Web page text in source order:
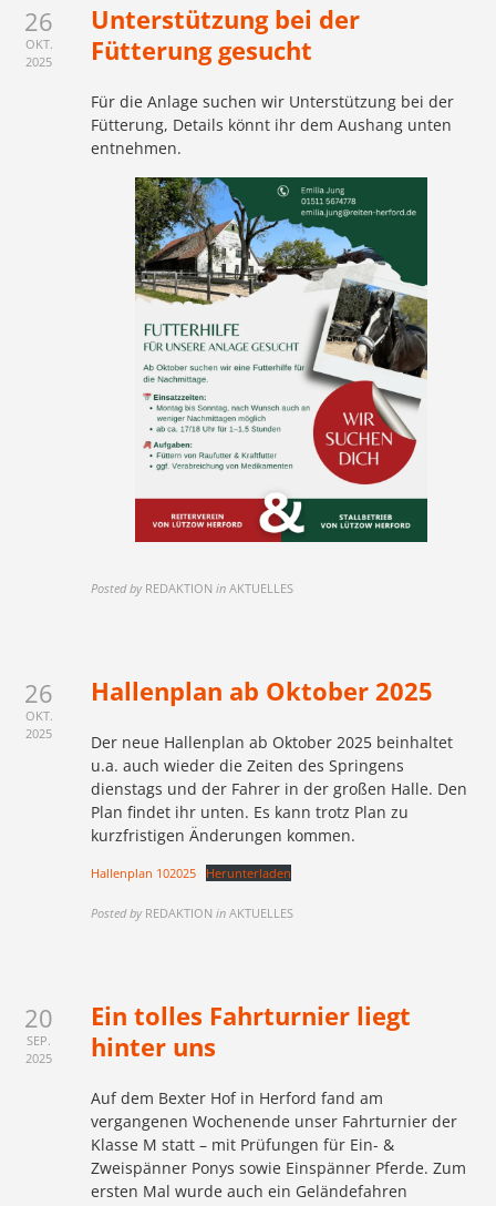
26
OKT.
2025
Unterstützung bei der
Fütterung gesucht
Für die Anlage suchen wir Unterstützung bei der
Fütterung, Details könnt ihr dem Aushang unten
entnehmen.
Posted by REDAKTION in AKTUELLES
26
OKT.
2025
Hallenplan ab Oktober 2025
Der neue Hallenplan ab Oktober 2025 beinhaltet
u.a. auch wieder die Zeiten des Springens
dienstags und der Fahrer in der großen Halle. Den
Plan findet ihr unten. Es kann trotz Plan zu
kurzfristigen Änderungen kommen.
Hallenplan 102025 Herunterladen
Posted by REDAKTION in AKTUELLES
20
SEP.
2025
Ein tolles Fahrturnier liegt
hinter uns
Auf dem Bexter Hof in Herford fand am
vergangenen Wochenende unser Fahrturnier der
Klasse M statt – mit Prüfungen für Ein- &
Zweispänner Ponys sowie Einspänner Pferde. Zum
ersten Mal wurde auch ein Geländefahren